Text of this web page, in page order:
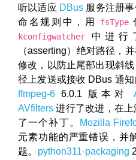
听以适应 DBus 服务注册事
命名规则中，用 fsType
kconfigwatcher 中进行
（asserting）绝对路径，
修改，以防止尾部出现斜
径上发送或接收 DBus 通知
ffmpeg-6 6.0.1 版本对
AVfilters 进行了改进，在
了一个补丁。
Mozilla
元素功能的严重错误，并
题。 python311-packaging